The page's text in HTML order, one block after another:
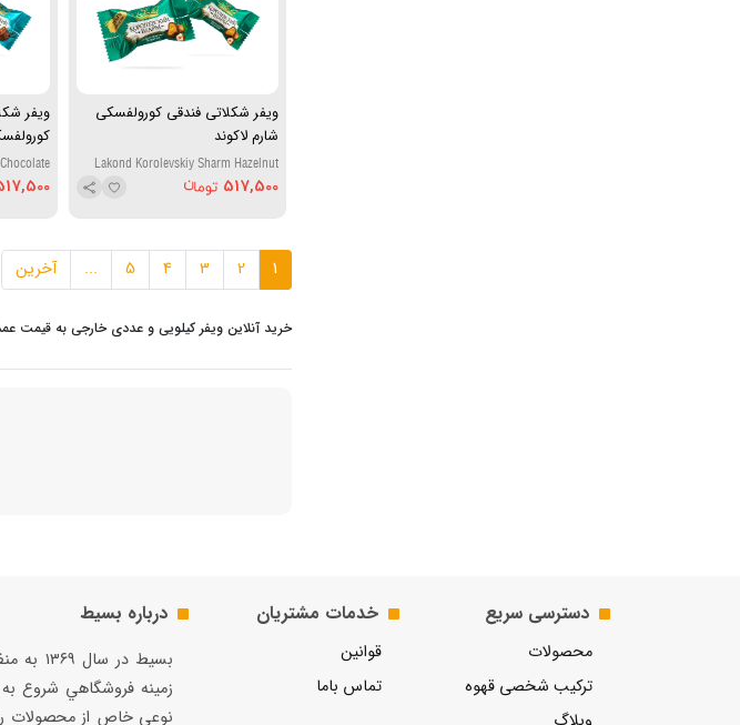
ویفر شکلاتی فندقی کورولفسکی
شارم لاکوند
Lakond Korolevskiy Sharm Hazelnut
Wafer Chocolate
517,500
ویفر
Wafer
1
2
3
4
5
... آخرین
خرید آنلاین ویفر کیلویی و عددی خارجی به قیمت
دسترسی سریع
محصولات
ترکیب شخصی قهوه
خدمات مشتریان
قوانین
تماس باما
درباره بسیط
بسيط
زمينه فروشگاهي شروع
نوعي خاص از محصولات